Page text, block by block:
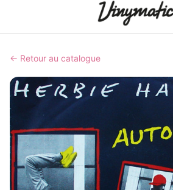
← Retour au catalogue